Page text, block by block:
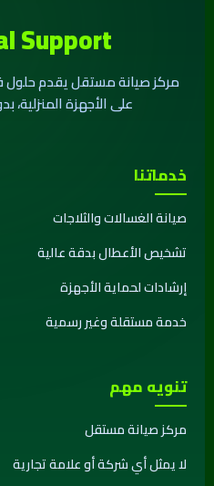
Support
مركز صيانة مستقل يقدم حلول
على الأجهزة
خدماتنا
صيانة الغسالات والثلاجات
تشخيص الأعطال بدقة عالية
إرشادات لحماية الأجهزة
خدمة مستقلة وغير رسمية
تنويه مهم
مركز صيانة مستقل
لا يمثل أي شركة أو علامة تجارية